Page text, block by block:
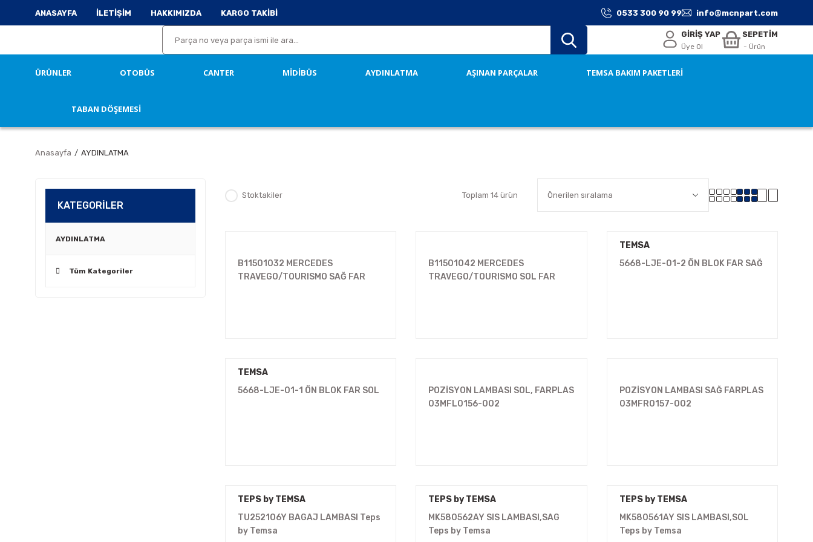
ANASAYFA İLETİŞİM HAKKIMIZDA KARGO TAKİBİ 0533 300 90 99 info@mcnpart.com
GİRİŞ YAP
Üye Ol
SEPETİM
- Ürün
ÜRÜNLER OTOBÜS CANTER MİDİBÜS AYDINLATMA AŞINAN PARÇALAR TEMSA BAKIM PAKETLERİ
TABAN DÖŞEMESİ
Anasayfa AYDINLATMA
KATEGORİLER
AYDINLATMA
Tüm Kategoriler
Stoktakiler Toplam 14 ürün
B11501032 MERCEDES
TRAVEGO/TOURISMO SAĞ FAR
B11501042 MERCEDES
TRAVEGO/TOURISMO SOL FAR
TEMSA
5668-LJE-01-2 ÖN BLOK FAR SAĞ
TEMSA
5668-LJE-01-1 ÖN BLOK FAR SOL
POZİSYON LAMBASI SOL, FARPLAS
03MFL0156-002
POZİSYON LAMBASI SAĞ FARPLAS
03MFR0157-002
TEPS by TEMSA
TU252106Y BAGAJ LAMBASI Teps
by Temsa
TEPS by TEMSA
MK580562AY SIS LAMBASI,SAG
Teps by Temsa
TEPS by TEMSA
MK580561AY SIS LAMBASI,SOL
Teps by Temsa